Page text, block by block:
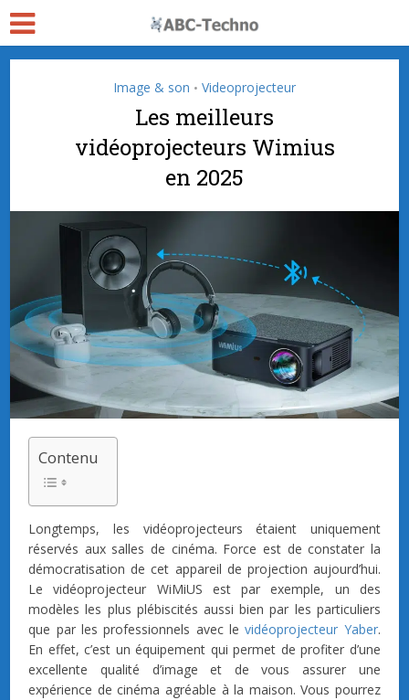
Image & son • Videoprojecteur
Les meilleurs
vidéoprojecteurs Wimius
en 2025
Contenu
Longtemps, les vidéoprojecteurs étaient uniquement
réservés aux salles de cinéma. Force est de constater la
démocratisation de cet appareil de projection aujourd’hui.
Le vidéoprojecteur WiMiUS est par exemple, un des
modèles les plus plébiscités aussi bien par les particuliers
que par les professionnels avec levidéoprojecteur Yaber.
En effet, c’est un équipement qui permet de profiter d’une
excellente qualité d’image et de vous assurer une
expérience de cinéma agréable à la maison. Vous pourrez